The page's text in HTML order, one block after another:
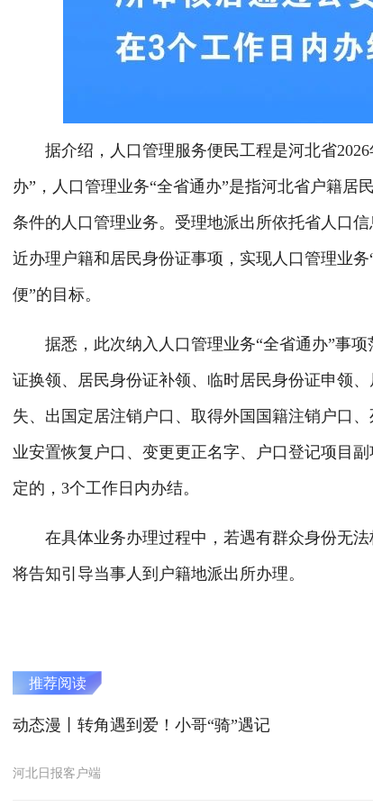
据介绍，人口管理服务便民工程是河北省2026
办”，人口管理业务“全省通办”是指河北省户籍
条件的人口管理业务。受理地派出所依托省人口
近办理户籍和居民身份证事项，实现人口管理业
便”的目标。
据悉，此次纳入人口管理业务“全省通办”事项
证换领、居民身份证补领、临时居民身份证申领
失、出国定居注销户口、取得外国国籍注销户口
业安置恢复户口、变更更正名字、户口登记项目
定的，3个工作日内办结。
在具体业务办理过程中，若遇有群众身份无法
将告知引导当事人到户籍地派出所办理。
推荐阅读
动态漫丨转角遇到爱！小哥“骑”遇记
河北日报客户端